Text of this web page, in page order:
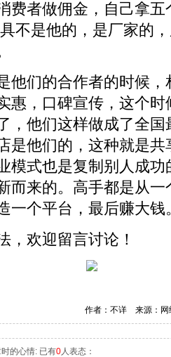
费者做佣金，自己拿
不是他的，是厂家的
们的合作者的时候，
惠，口碑宣传，这个
，他们这样做成了全
是他们的，这种就是
模式也是复制别人成
而来的。高手都是从
一个平台，最后赚大钱
欢迎留言讨论！
作者：不详 来源：
的心情: 已有0人表态：